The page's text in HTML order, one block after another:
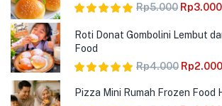
dari 5
Rp5.000 Rp3.000
Roti Donat Gombolini Lembut
Food
dari 5
Rp4.000 Rp2.000
Pizza Mini Rumah Frozen Food